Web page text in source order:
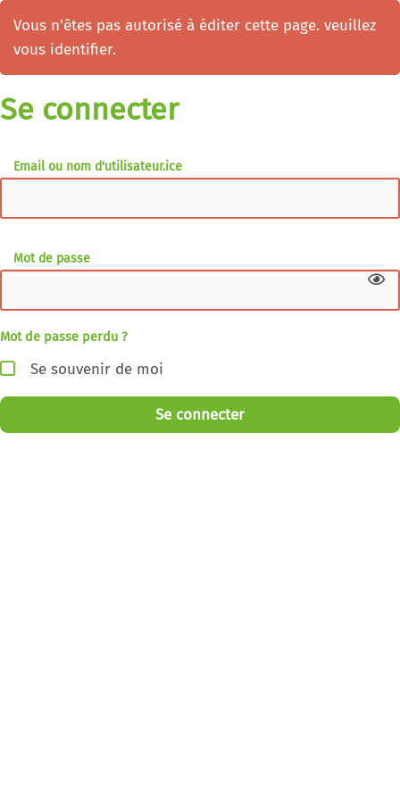
Vous n'êtes pas autorisé à éditer cette page. veuillez
vous identifier.
Se connecter
Email ou nom d'utilisateur.ice
Mot de passe
Mot de passe perdu ?
Se souvenir de moi
Se connecter